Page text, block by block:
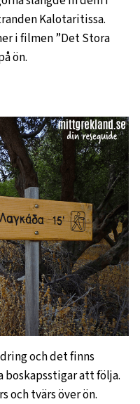
Kalotaritissa.
i filmen ”Det Stora
ön.
och det finns
boskapsstigar att följa.
och tvärs över ön.